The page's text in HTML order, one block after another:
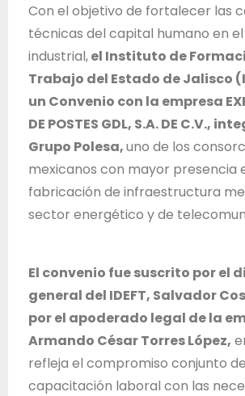
b
a
j
o
d
e
l
E
s
t
d
o
d
e
J
a
Con el objetivo de fortalecer las
técnicas del capital humano en
industrial,el Instituto de
Trabajo del Estado de Jalisco
un Convenio con la empresa
DE POSTES GDL, S.A. DE C.V.,
Grupo Polesa,uno de los
mexicanos con mayor presencia
fabricación de infraestructura
sector energético y de
El convenio fue suscrito por el
general del IDEFT, Salvador
por el apoderado legal de la
Armando César Torres López,
refleja el compromiso conjunto
capacitación laboral con las